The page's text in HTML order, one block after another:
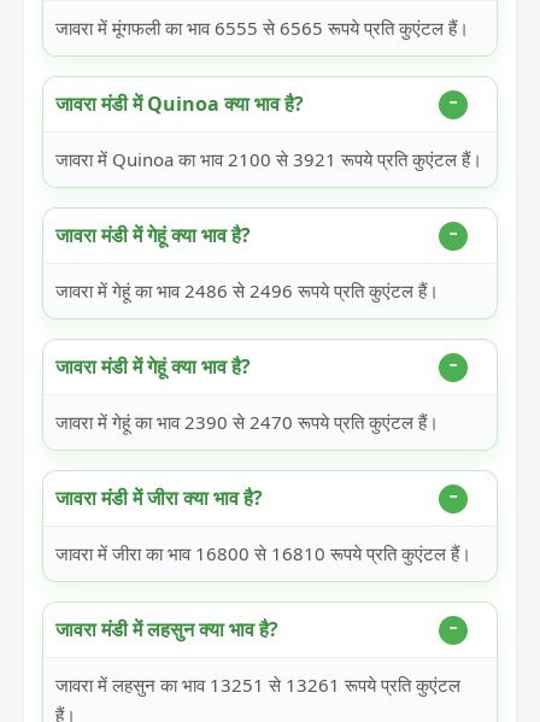
जावरा में मूंगफली का भाव 6555 से 6565 रूपये प्रति कुएंटल हैं।
जावरा मंडी में Quinoa क्या भाव है?
जावरा में Quinoa का भाव 2100 से 3921 रूपये प्रति कुएंटल हैं।
जावरा मंडी में गेहूं क्या भाव है?
जावरा में गेहूं का भाव 2486 से 2496 रूपये प्रति कुएंटल हैं।
जावरा मंडी में गेहूं क्या भाव है?
जावरा में गेहूं का भाव 2390 से 2470 रूपये प्रति कुएंटल हैं।
जावरा मंडी में जीरा क्या भाव है?
जावरा में जीरा का भाव 16800 से 16810 रूपये प्रति कुएंटल हैं।
जावरा मंडी में लहसुन क्या भाव है?
जावरा में लहसुन का भाव 13251 से 13261 रूपये प्रति कुएंटल
हैं।